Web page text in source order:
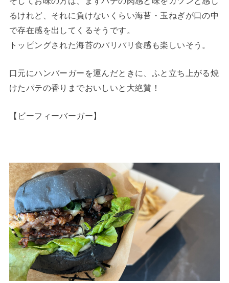
るけれど、それに負けないくらい海苔・玉ねぎが口の中
で存在感を出してくるそうです。
トッピングされた海苔のパリパリ食感も楽しいそう。
口元にハンバーガーを運んだときに、ふと立ち上がる焼
けたパテの香りまでおいしいと大絶賛！
【ビーフィーバーガー】